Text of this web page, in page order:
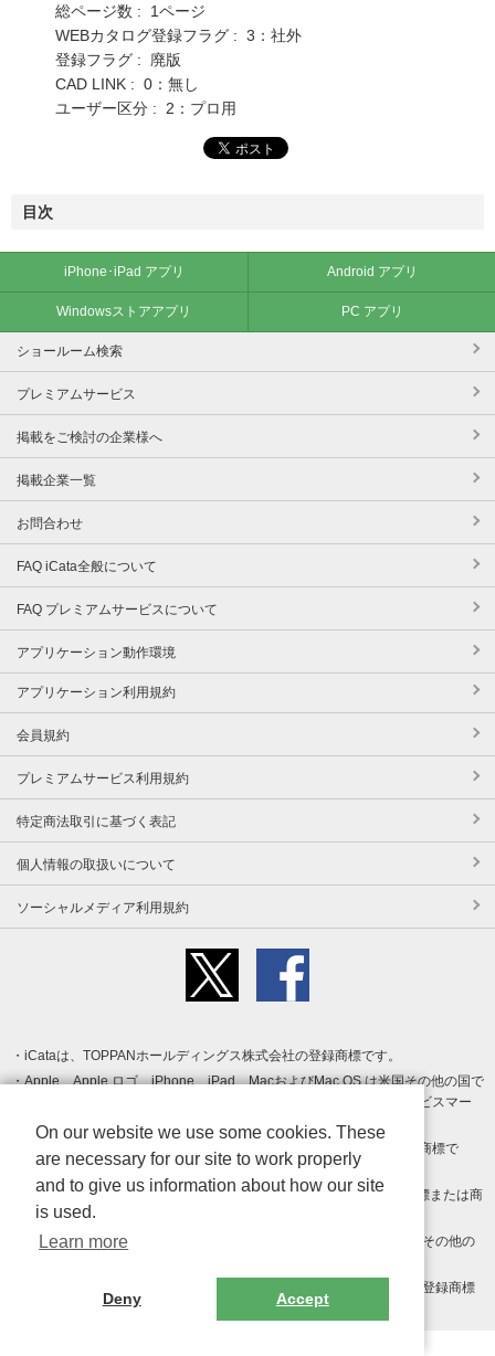
総ページ数 : 1ページ
WEBカタログ登録フラグ : 3：社外
登録フラグ : 廃版
CAD LINK : 0：無し
ユーザー区分 : 2：プロ用
目次
iPhone･iPad アプリ Android アプリ
Windowsストアアプリ PC アプリ
ショールーム検索
プレミアムサービス
掲載をご検討の企業様へ
掲載企業一覧
お問合わせ
FAQ iCata全般について
FAQ プレミアムサービスについて
アプリケーション動作環境
アプリケーション利用規約
会員規約
プレミアムサービス利用規約
特定商法取引に基づく表記
個人情報の取扱いについて
ソーシャルメディア利用規約
iCataは、TOPPANホールディングス株式会社の登録商標です。
Apple、Apple ロゴ、iPhone、iPad、MacおよびMac OS は米国その他の国で
登録された Apple Inc. の商標です。App Store は Apple Inc. のサービスマー
クです。
Android、Google Play および Google Play ロゴ は Google LLC の商標で
す。
Windows は Microsoft Inc.の米国およびその他の国における登録商標または商
標です。
Adobe、Adobe Reader、Adobe PDF は、Adobe Inc.の米国およびその他の
その他、記載されている会社名、商品名、ロゴは各社の商標または登録商標
On our website we use some cookies. These
are necessary for our site to work properly
and to give us information about how our site
is used.
Learn more
Deny Accept